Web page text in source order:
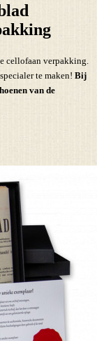
cellofaan verpakking.
te maken! Bij
van de